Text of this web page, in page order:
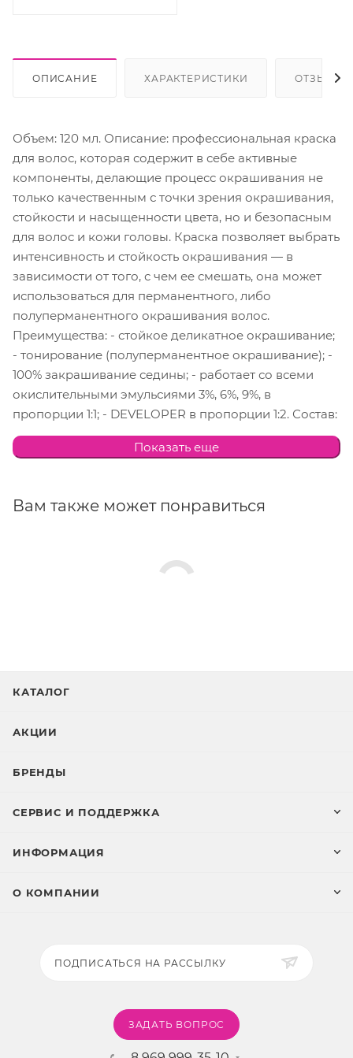
ОПИСАНИЕ ХАРАКТЕРИСТИКИ ОТЗЫВЫ
Объем: 120 мл. Описание: профессиональная краска
для волос, которая содержит в себе активные
компоненты, делающие процесс окрашивания не
только качественным с точки зрения окрашивания,
стойкости и насыщенности цвета, но и безопасным
для волос и кожи головы. Краска позволяет выбрать
интенсивность и стойкость окрашивания — в
зависимости от того, с чем ее смешать, она может
использоваться для перманентного, либо
полуперманентного окрашивания волос.
Преимущества: - стойкое деликатное окрашивание;
- тонирование (полуперманентное окрашивание); -
100% закрашивание седины; - работает со всеми
окислительными эмульсиями 3%, 6%, 9%, в
пропорции 1:1; - DEVELOPER в пропорции 1:2. Состав:
Гидролизованный кератин, протеины шёлка,
пантенол, экстракт мальвы, экстракт ромашки.
вымыть волосы техническим шампунем Dikson
Structur Fort или Dikson Ristrutturante.
Показать еще
Вам также может понравиться
КАТАЛОГ
АКЦИИ
БРЕНДЫ
СЕРВИС И ПОДДЕРЖКА
ИНФОРМАЦИЯ
О КОМПАНИИ
ПОДПИСАТЬСЯ НА РАССЫЛКУ
ЗАДАТЬ ВОПРОС